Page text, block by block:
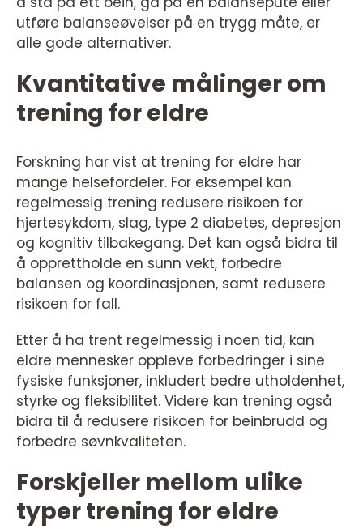
utføre balanseøvelser på en trygg måte, er
alle gode alternativer.
Kvantitative målinger om
trening for eldre
Forskning har vist at trening for eldre har
mange helsefordeler. For eksempel kan
regelmessig trening redusere risikoen for
hjertesykdom, slag, type 2 diabetes, depresjon
og kognitiv tilbakegang. Det kan også bidra til
å opprettholde en sunn vekt, forbedre
balansen og koordinasjonen, samt redusere
risikoen for fall.
Etter å ha trent regelmessig i noen tid, kan
eldre mennesker oppleve forbedringer i sine
fysiske funksjoner, inkludert bedre utholdenhet,
styrke og fleksibilitet. Videre kan trening også
bidra til å redusere risikoen for beinbrudd og
forbedre søvnkvaliteten.
Forskjeller mellom ulike
typer trening for eldre